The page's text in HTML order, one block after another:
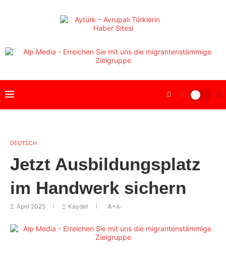
DEUTSCH
Jetzt Ausbildungsplatz
im Handwerk sichern
2. April 2025 Kaydet A+A-